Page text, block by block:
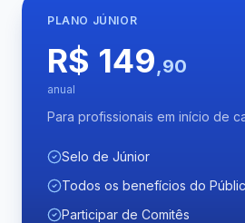
PLANO JÚNIOR
R$ 149,90
anual
Para profissionais em início de
Selo de Júnior
Todos os benefícios do
Participar de Comitês